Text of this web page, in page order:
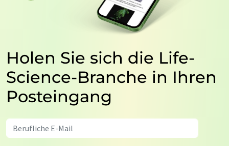
Holen Sie sich die Life-
Science-Branche in Ihren
Posteingang